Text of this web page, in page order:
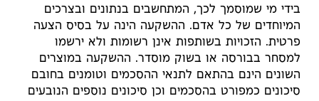
בידי מי שמוסמך לכך, המתחשבים בנתונים ובצרכים
המיוחדים של כל אדם. ההשקעה הינה על בסיס הצעה
פרטית. הזכויות בשותפות אינן רשומות ולא ירשמו
למסחר בבורסה או בשוק מוסדר. ההשקעה במוצרים
השונים הינם בהתאם לתנאי ההסכמים וטומנים בחובם
סיכונים כמפורט בהסכמים וכן סיכונים נוספים הנובעים